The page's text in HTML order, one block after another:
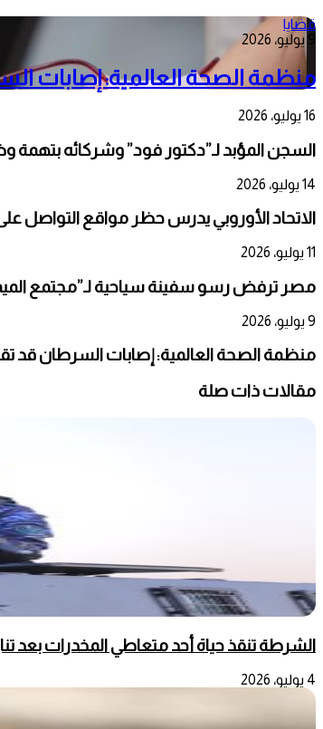
قضايا
9 يوليو، 2026
منظمة الصحة العالمية: إصابات السرطان قد تقترب من
16 يوليو، 2026
السجن المؤبد لـ”دكتور فود” وشركائه
14 يوليو، 2026
الاتحاد الأوروبي يدرس حظر مواقع التواصل على
11 يوليو، 2026
مصر ترفض رسو سفينة سياحية لـ”مجتمع
9 يوليو، 2026
منظمة الصحة العالمية: إصابات السرطان قد تقترب من 35 مليون حالة
مقالات ذات صلة
الشرطة تنقذ حياة أحد متعاطي المخدرات بعد
4 يوليو، 2026